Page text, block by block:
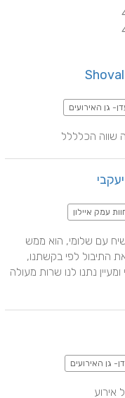
גן האירועים
שווה הכלללל
עמק איילון
גן האירועים
אירוע